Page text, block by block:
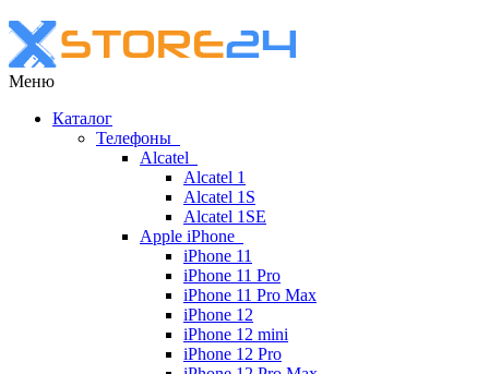
Меню
Каталог
Телефоны
Alcatel
Alcatel 1
Alcatel 1S
Alcatel 1SE
Apple iPhone
iPhone 11
iPhone 11 Pro
iPhone 11 Pro Max
iPhone 12
iPhone 12 mini
iPhone 12 Pro